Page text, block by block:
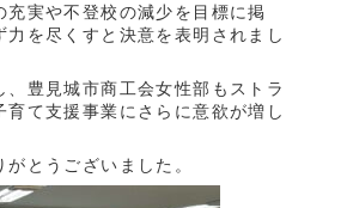
充実や不登校の減少を目標に掲
力を尽くすと決意を表明されまし
、豊見城市商工会女性部もストラ
育て支援事業にさらに意欲が増し
とうございました。